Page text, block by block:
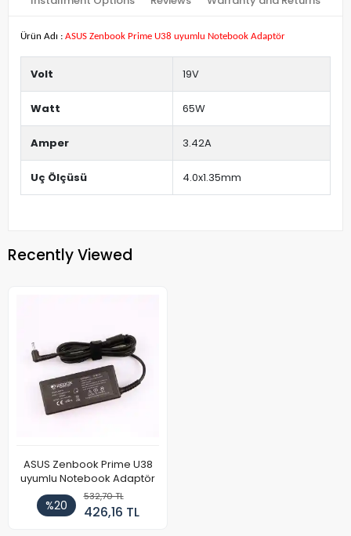
Ürün Adı : ASUS Zenbook Prime U38 uyumlu Notebook Adaptör
Volt 19V
Watt 65W
Amper 3.42A
Uç Ölçüsü 4.0x1.35mm
Recently Viewed
ASUS Zenbook Prime U38
uyumlu Notebook Adaptör
%20
532,70 TL
426,16 TL